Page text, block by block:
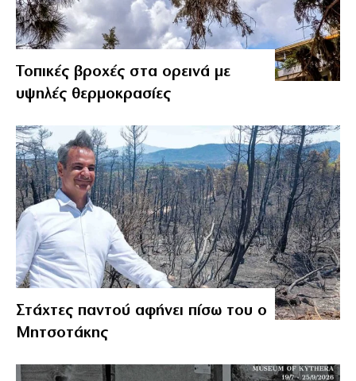
Τοπικές βροχές στα ορεινά με
υψηλές θερμοκρασίες
Στάχτες παντού αφήνει πίσω του ο
Μητσοτάκης